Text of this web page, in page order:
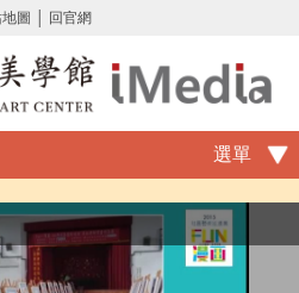
圖 回官網
選單